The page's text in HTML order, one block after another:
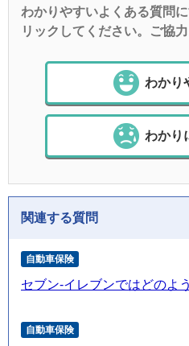
わかりやすいよくある質問
リックしてください。ご協
わかり
わかり
関連する質問
自動車保険
セブン-イレブンではどのよ
自動車保険